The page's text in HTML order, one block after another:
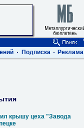
Подписка Реклама
крышу цеха "Завода